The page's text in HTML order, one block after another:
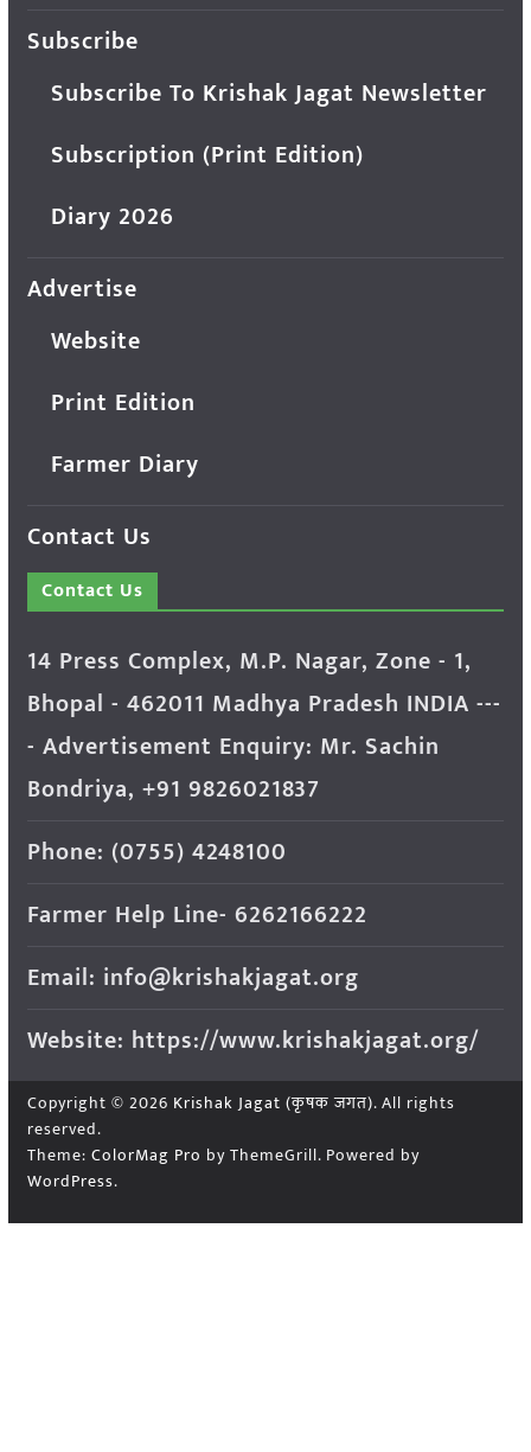
Subscribe
Subscribe To Krishak Jagat Newsletter
Subscription (Print Edition)
Diary 2026
Advertise
Website
Print Edition
Farmer Diary
Contact Us
Contact Us
14 Press Complex, M.P. Nagar, Zone - 1,
Bhopal - 462011 Madhya Pradesh INDIA ---
- Advertisement Enquiry: Mr. Sachin
Bondriya, +91 9826021837
Phone: (0755) 4248100
Farmer Help Line- 6262166222
Email: info@krishakjagat.org
Website: https://www.krishakjagat.org/
Copyright © 2026 Krishak Jagat (कृषक जगत). All rights
reserved.
Theme: ColorMag Pro by ThemeGrill. Powered by
WordPress.